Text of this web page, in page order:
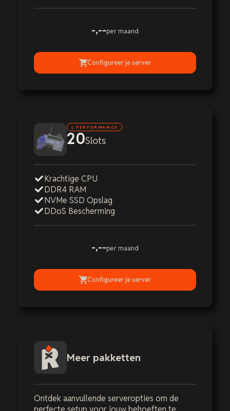
-,--per maand
Configureer je server
L PERFORMANCE
20Slots
Krachtige CPU
DDR4 RAM
NVMe SSD Opslag
DDoS Bescherming
-,--per maand
Configureer je server
Meer pakketten
Ontdek aanvullende serveropties om de